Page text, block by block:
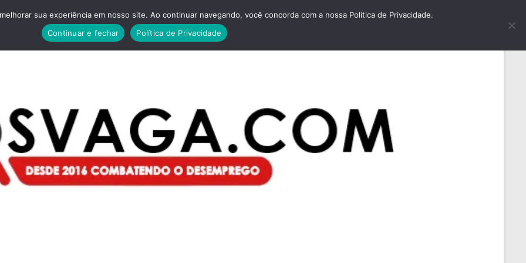
sua experiência em nosso site. Ao continuar navegando, você concorda com a nossa Política de Privacidade.
Continuar e fechar
Política de Privacidade